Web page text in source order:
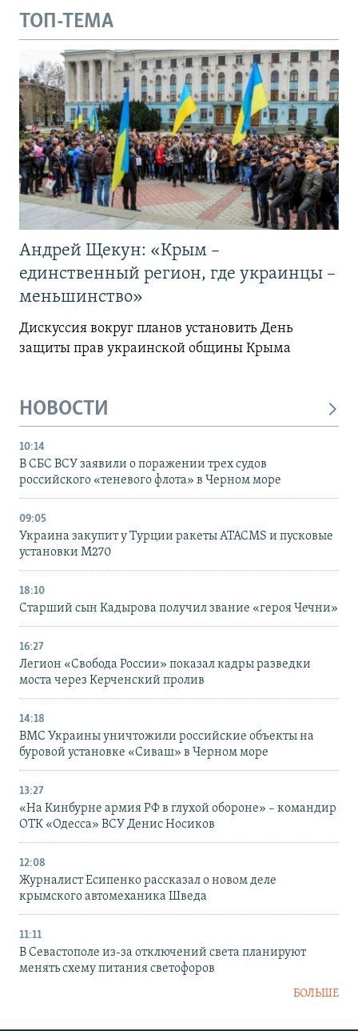
ТОП-ТЕМА
Андрей Щекун: «Крым –
единственный регион, где украинцы –
меньшинство»
Дискуссия вокруг планов установить День
защиты прав украинской общины Крыма
НОВОСТИ
10:14
В СБС ВСУ заявили о поражении трех судов
российского «теневого флота» в Черном море
09:05
Украина закупит у Турции ракеты ATACMS и пусковые
установки M270
18:10
Старший сын Кадырова получил звание «героя Чечни»
16:27
Легион «Свобода России» показал кадры разведки
моста через Керченский пролив
14:18
ВМС Украины уничтожили российские объекты на
буровой установке «Сиваш» в Черном море
13:27
«На Кинбурне армия РФ в глухой обороне» – командир
ОТК «Одесса» ВСУ Денис Носиков
12:08
Журналист Есипенко рассказал о новом деле
крымского автомеханика Шведа
11:11
В Севастополе из-за отключений света планируют
менять схему питания светофоров
БОЛЬШЕ